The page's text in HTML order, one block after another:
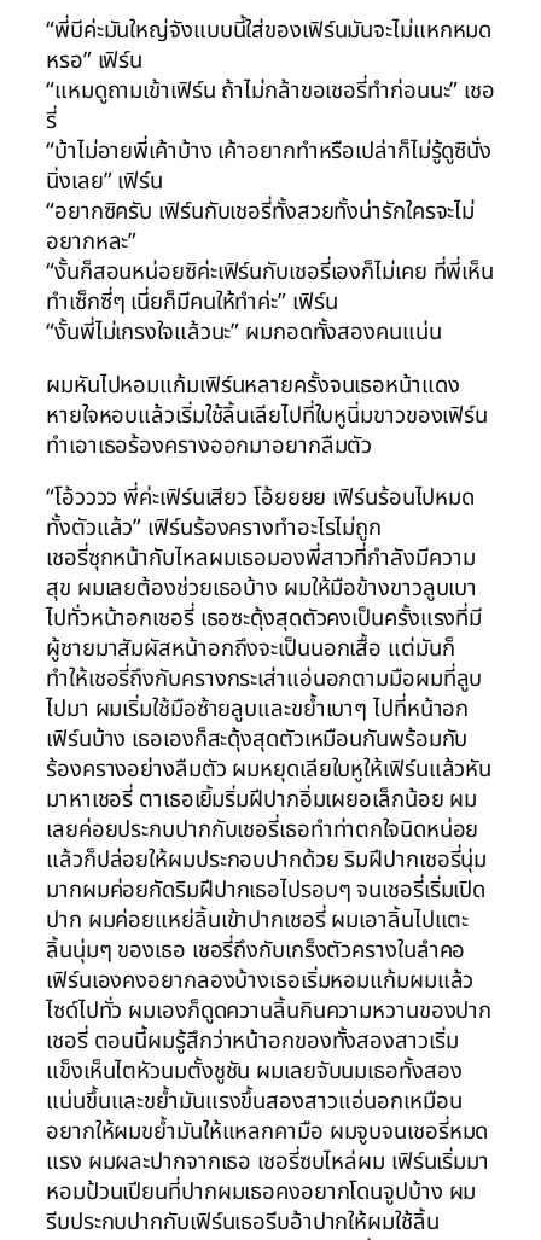
“พี่บีค่ะมันใหญ่จังแบบนี้ใส่ของเฟิร์นมันจะไม่แหกหมด
หรอ” เฟิร์น
“แหมดูถามเข้าเฟิร์น ถ้าไม่กล้าขอเชอรี่ทำก่อนนะ” เชอ
รี่
“บ้าไม่อายพี่เค้าบ้าง เค้าอยากทำหรือเปล่าก็ไม่รู้ดูซินั่ง
นิ่งเลย” เฟิร์น
“อยากซิครับ เฟิร์นกับเชอรี่ทั้งสวยทั้งน่ารักใครจะไม่
อยากหละ”
“งั้นก็สอนหน่อยซิค่ะเฟิร์นกับเชอรี่เองก็ไม่เคย ที่พี่เห็น
ทำเซ็กซี่ๆ เนี่ยก็มีคนให้ทำค่ะ” เฟิร์น
“งั้นพี่ไม่เกรงใจแล้วนะ” ผมกอดทั้งสองคนแน่น
ผมหันไปหอมแก้มเฟิร์นหลายครั้งจนเธอหน้าแดง
หายใจหอบแล้วเริ่มใช้ลิ้นเลียไปที่ใบหูนิ่มขาวของเฟิร์น
ทำเอาเธอร้องครางออกมาอยากลืมตัว
“โอ้วววว พี่ค่ะเฟิร์นเสียว โอ้ยยยย เฟิร์นร้อนไปหมด
ทั้งตัวแล้ว” เฟิร์นร้องครางทำอะไรไม่ถูก
เชอรี่ซุกหน้ากับไหลผมเธอมองพี่สาวที่กำลังมีความ
สุข ผมเลยต้องช่วยเธอบ้าง ผมให้มือข้างขาวลูบเบา
ไปทั่วหน้าอกเชอรี่ เธอซะดุ้งสุดตัวคงเป็นครั้งแรงที่มี
ผู้ชายมาสัมผัสหน้าอกถึงจะเป็นนอกเสื้อ แต่มันก็
ทำให้เชอรี่ถึงกับครางกระเส่าแอ่นอกตามมือผมที่ลูบ
ไปมา ผมเริ่มใช้มือซ้ายลูบและขย้ำเบาๆ ไปที่หน้าอก
เฟิร์นบ้าง เธอเองก็สะดุ้งสุดตัวเหมือนกันพร้อมกับ
ร้องครางอย่างลืมตัว ผมหยุดเลียใบหูให้เฟิร์นแล้วหัน
มาหาเชอรี่ ตาเธอเยิ้มริ่มฝีปากอิ่มเผยอเล็กน้อย ผม
เลยค่อยประกบปากกับเชอรี่เธอทำท่าตกใจนิดหน่อย
แล้วก็ปล่อยให้ผมประกอบปากด้วย ริมฝีปากเชอรี่นุ่ม
มากผมค่อยกัดริมฝีปากเธอไปรอบๆ จนเชอรี่เริ่มเปิด
ปาก ผมค่อยแหย่ลิ้นเข้าปากเชอรี่ ผมเอาลิ้นไปแตะ
ลิ้นนุ่มๆ ของเธอ เชอรี่ถึงกับเกร็งตัวครางในลำคอ
เฟิร์นเองคงอยากลองบ้างเธอเริ่มหอมแก้มผมแล้ว
ไซด์ไปทั่ว ผมเองก็ดูดควานลิ้นกินความหวานของปาก
เชอรี่ ตอนนี้ผมรู้สึกว่าหน้าอกของทั้งสองสาวเริ่ม
แข็งเห็นไตหัวนมตั้งชูชัน ผมเลยจับนมเธอทั้งสอง
แน่นขึ้นและขย้ำมันแรงขึ้นสองสาวแอ่นอกเหมือน
อยากให้ผมขย้ำมันให้แหลกคามือ ผมจูบจนเชอรี่หมด
แรง ผมผละปากจากเธอ เชอรี่ซบไหล่ผม เฟิร์นเริ่มมา
หอมป้วนเปียนที่ปากผมเธอคงอยากโดนจูปบ้าง ผม
รีบประกบปากกับเฟิร์นเธอรีบอ้าปากให้ผมใช้ลิ้น